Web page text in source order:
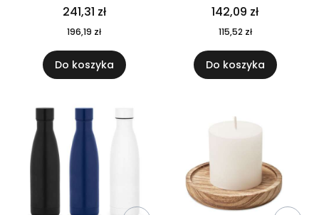
241,31 zł
196,19 zł
Do koszyka
142,09 zł
115,52 zł
Do koszyka